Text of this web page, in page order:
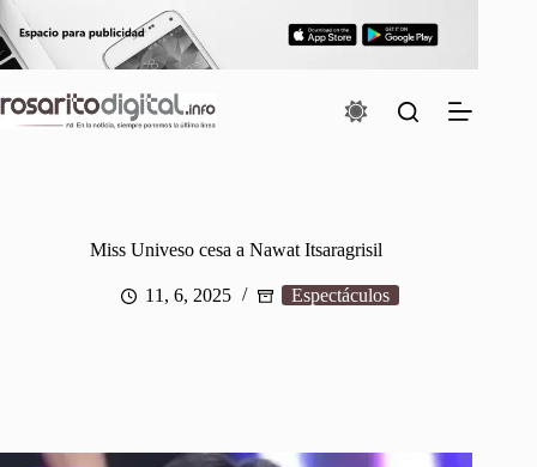
al
contenido
Miss Univeso cesa a Nawat Itsaragrisil
11, 6, 2025 Espectáculos